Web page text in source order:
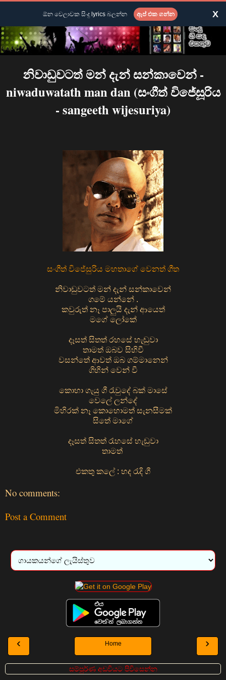
නිවාඩුවටත් මන් දැන් සන්කාවෙන් -
niwaduwatath man dan (සංගීත් විජේසූරිය
- sangeeth wijesuriya)
සංගීත් විජේසුරිය මහතාගේ වෙනත් ගීත
නිවාඩුවටත් මන් දැන් සන්කාවෙන්
ගමේ යන්නේ .
කවුරුත් නෑ පාලුයි දැන් ආයෙත්
මගේ ලෝකේ
දෑසත් සිතත් රහසේ හැඬුවා
තාමත් ඔබව සිහිවී
වසන්තේ ආවත් ඔබ ගම්මානෙන්
ගිහින් වෙන් වී
කොහා ගැයු ගී රැවුදේ බක් මාසේ
වෙලේ ලන්දේ
මිහිරක් නෑ කොහොමත් සැනසීමක්
සිතේ මාගේ
දෑසත් සිතත් රැහසේ හැඬුවා
තාමත්
එකතු කලේ : හද රැදි ගී
No comments:
Post a Comment
‹ ›
Home
සම්පුර්ණ අඩවියට පිවිසෙන්න
ඕන වෙලාවක සිංදු lyrics බලන්න ඇප් එක ගන්න X